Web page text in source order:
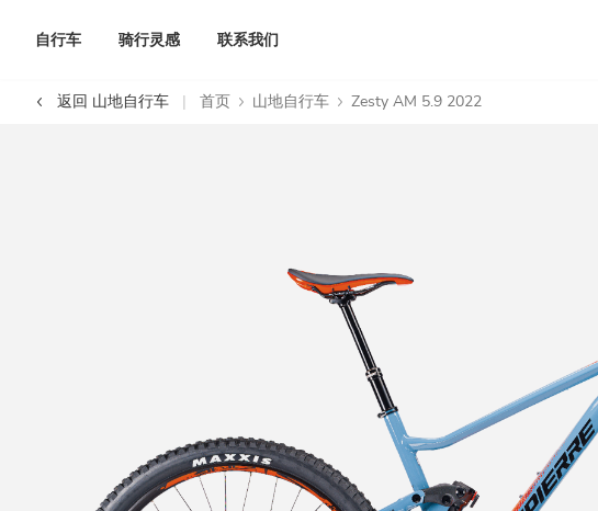
自行车 骑行灵感 联系我们
返回 山地自行车 首页 山地自行车 Zesty AM 5.9 2022